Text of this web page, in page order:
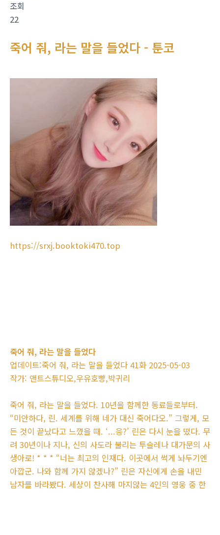
조회
22
죽어 줘, 라는 말을 들었다 - 툰코
https://srxj.booktoki470.top
죽어 줘, 라는 말을 들었다
업데이트:죽어 줘, 라는 말을 들었다 41화 2025-05-03
작가: 앤트스튜디오,우유호빵,박귀리
죽어 줘, 라는 말을 들었다. 10년을 함께한 동료들로부터.
“미안하다, 린. 세계를 위해 네가 대신 죽어다오.” 그렇게, 모
든 것이 끝났다고 느꼈을 때. ‘...응?’ 린은 다시 눈을 떴다. 무
려 30년이나 지나, 신의 사도라 불리는 투슬레나 대가문의 사
생아로! * * * “너는 최고의 인재다. 이곳에서 썩게 놔두기엔
아깝군. 나와 함께 가지 않겠나?” 린은 자신에게 손을 내민
남자를 바라봤다. 세상이 찬사해 마지않는 4인의 영웅 중 한